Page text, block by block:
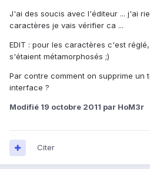
J'ai des soucis avec l'éditeur ... j'ai
caractères je vais vérifier ca ...
EDIT : pour les caractères c'est
s'étaient métamorphosés ;)
Par contre comment on supprime un
interface ?
Modifié 19 octobre 2011 par HoM3r
Citer